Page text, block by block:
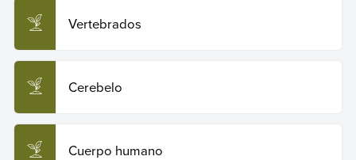
Vertebrados
Cerebelo
Cuerpo humano